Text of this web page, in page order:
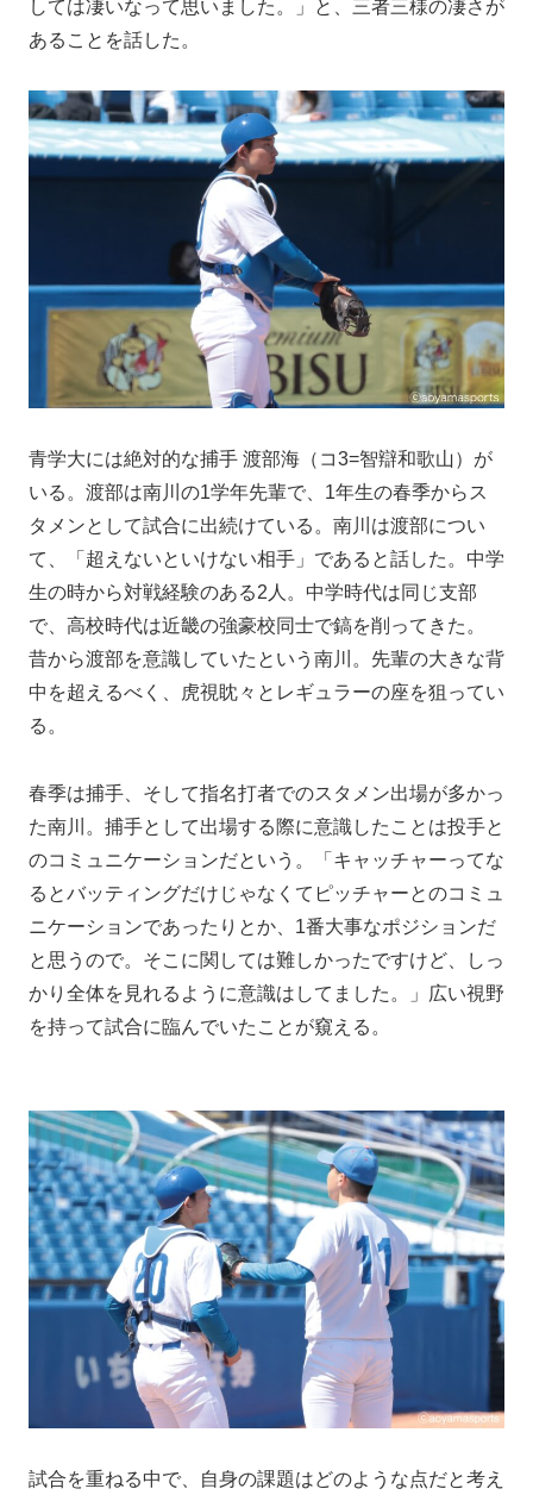
しては凄いなって思いました。」と、三者三様の凄さが
あることを話した。
青学大には絶対的な捕手 渡部海（コ3=智辯和歌山）が
いる。渡部は南川の1学年先輩で、1年生の春季からス
タメンとして試合に出続けている。南川は渡部につい
て、「超えないといけない相手」であると話した。中学
生の時から対戦経験のある2人。中学時代は同じ支部
で、高校時代は近畿の強豪校同士で鎬を削ってきた。
昔から渡部を意識していたという南川。先輩の大きな背
中を超えるべく、虎視眈々とレギュラーの座を狙ってい
る。
春季は捕手、そして指名打者でのスタメン出場が多かっ
た南川。捕手として出場する際に意識したことは投手と
のコミュニケーションだという。「キャッチャーってな
るとバッティングだけじゃなくてピッチャーとのコミュ
ニケーションであったりとか、1番大事なポジションだ
と思うので。そこに関しては難しかったですけど、しっ
かり全体を見れるように意識はしてました。」広い視野
を持って試合に臨んでいたことが窺える。
試合を重ねる中で、自身の課題はどのような点だと考え